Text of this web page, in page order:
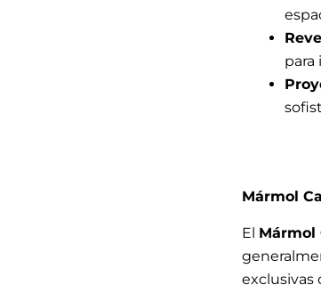
para
Mármol
El Mármol
exclusivas